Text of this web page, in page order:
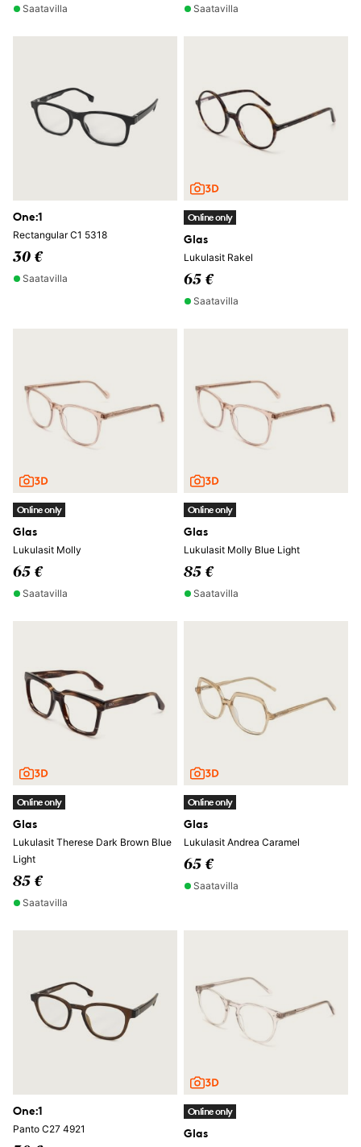
Saatavilla Saatavilla
One:1
Rectangular C1 5318
30 €
Saatavilla
Online only
Glas
Lukulasit Rakel
65 €
Saatavilla
Online only
Glas
Lukulasit Molly
65 €
Saatavilla
Online only
Glas
Lukulasit Molly Blue Light
85 €
Saatavilla
Online only
Glas
Lukulasit Therese Dark Brown Blue
Light
85 €
Saatavilla
Online only
Glas
Lukulasit Andrea Caramel
65 €
Saatavilla
One:1
Panto C27 4921
Online only
Glas